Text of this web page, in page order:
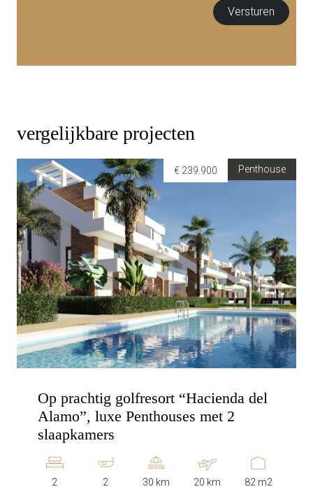
vergelijkbare projecten
Penthouse
€ 239.900
Op prachtig golfresort “Hacienda del
Alamo”, luxe Penthouses met 2
slaapkamers
2 2 30 km 20 km 82 m2